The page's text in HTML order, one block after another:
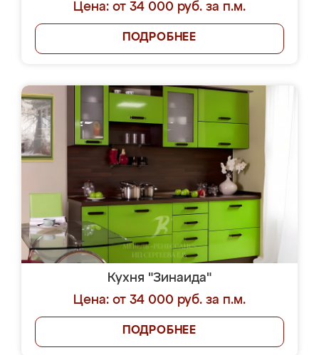
Цена: от 34 000 руб. за п.м.
ПОДРОБНЕЕ
Кухня "Зинаида"
Цена: от 34 000 руб. за п.м.
ПОДРОБНЕЕ